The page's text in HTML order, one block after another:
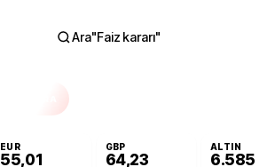
Ara"Faiz kararı"
EUR
55,01
GBP
64,23
ALTIN
6.585